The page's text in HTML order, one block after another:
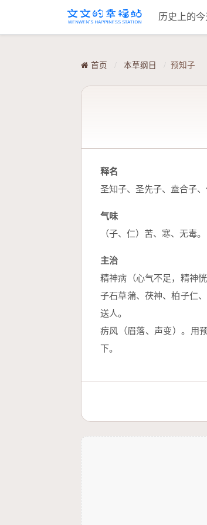
历史上的今
首页 / 本草纲目 / 预知子
释名
圣知子、圣先子、盍合子、
气味
（子、仁）苦、寒、无毒。
主治
精神病（心气不足，精神
子石草蒲、茯神、柏子仁
送人。
疠风（眉落、声变）。用
下。